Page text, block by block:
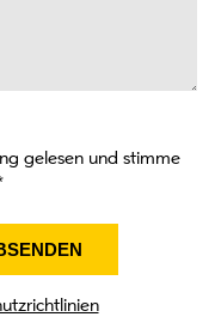
gelesen und stimme